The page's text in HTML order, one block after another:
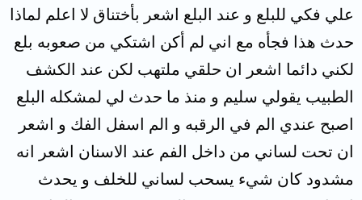
علي فكي للبلع و عند البلع اشعر بأختناق لا اعلم لماذا
حدث هذا فجأه مع اني لم أكن اشتكي من صعوبه بلع
لكني دائما اشعر ان حلقي ملتهب لكن عند الكشف
الطبيب يقولي سليم و منذ ما حدث لي لمشكله البلع
اصبح عندي الم في الرقبه و الم اسفل الفك و اشعر
ان تحت لساني من داخل الفم عند الاسنان اشعر انه
مشدود كان شيء يسحب لساني للخلف و يحدث